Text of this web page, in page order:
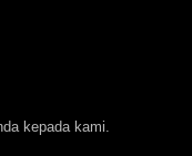
kepada kami.